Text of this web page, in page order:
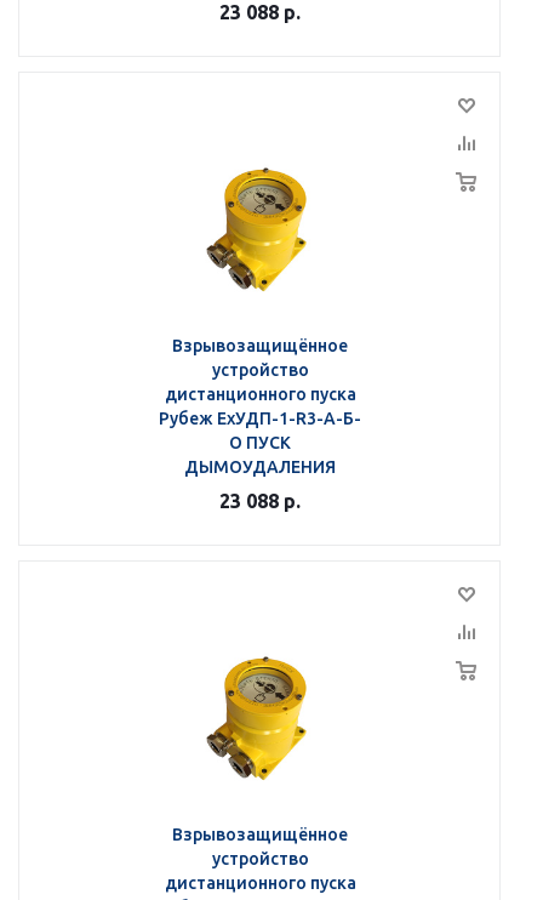
23 088 р.
Взрывозащищённое
устройство
дистанционного пуска
Рубеж ЕхУДП-1-R3-А-Б-
О ПУСК
ДЫМОУДАЛЕНИЯ
23 088 р.
Взрывозащищённое
устройство
дистанционного пуска